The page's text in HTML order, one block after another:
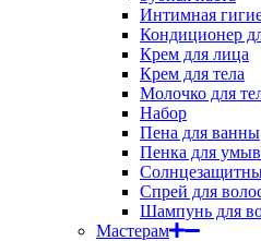
Интимная
Кондиционер
Крем для лица
Крем для тела
Молочко для
Набор
Пена для ванны
Пенка для
Спрей для
Шампунь для
Мастерам